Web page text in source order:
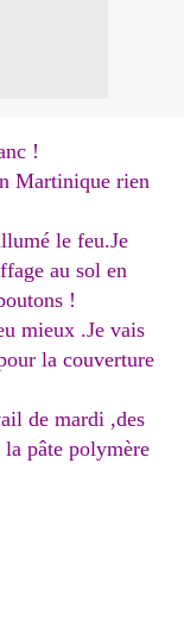
!
Martinique rien
le feu.Je
au sol en
!
mieux .Je vais
la couverture
de mardi ,des
pâte polymère